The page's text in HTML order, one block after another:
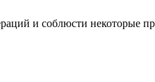
и соблюсти некоторые